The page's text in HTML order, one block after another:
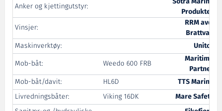
Anker og kjettingutstyr:
Produkter
Vinsjer:
RRM avd.
Brattvag
Maskinverktøy:
Unitor
Mob-båt:
Weedo 600 FRB
Maritime
Partner
Mob-båt/davit:
HL6D
TTS Marine
Livredningsbåter:
Viking 16DK
Mare Safety